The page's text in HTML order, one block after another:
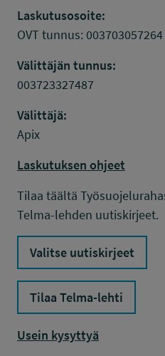
Laskutusosoite:
OVT tunnus: 003703057264
Välittäjän tunnus:
003723327487
Välittäjä:
Apix
Laskutuksen ohjeet
Tilaa täältä
Telma-lehden uutiskirjeet.
Valitse uutiskirjeet
Tilaa Telma-lehti
Usein kysyttyä